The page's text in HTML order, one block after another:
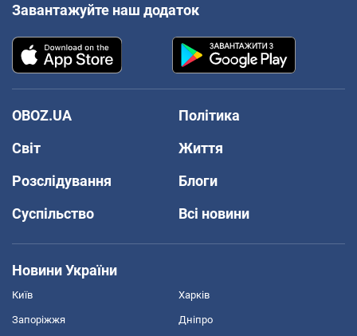
Завантажуйте наш додаток
OBOZ.UA
Політика
Світ
Життя
Розслідування
Блоги
Суспільство
Всі новини
Новини України
Київ Харків
Запоріжжя Дніпро